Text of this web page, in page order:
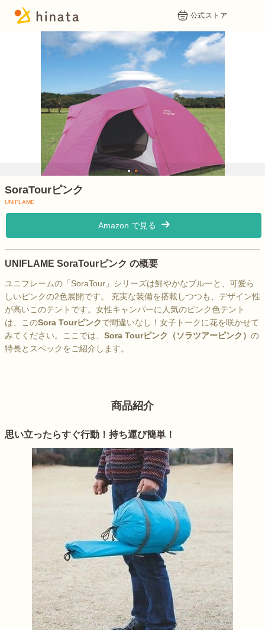
公式ストア
1 2
SoraTourピンク
UNIFLAME
Amazon で見る
UNIFLAME SoraTourピンク の概要
ユニフレームの「SoraTour」シリーズは鮮やかなブルーと、可愛ら
しいピンクの2色展開です。 充実な装備を搭載しつつも、デザイン性
が高いこのテントです。女性キャンパーに人気のピンク色テント
は、このSora Tourピンクで間違いなし！女子トークに花を咲かせて
みてください。ここでは、 Sora Tourピンク（ソラツアーピンク） の
特長とスペックをご紹介します。
商品紹介
思い立ったらすぐ行動！持ち運び簡単！